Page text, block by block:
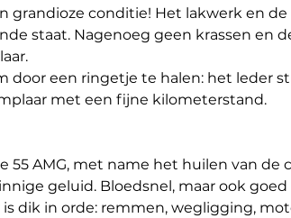
grandioze conditie! Het lakwerk en de
staat. Nagenoeg geen krassen en
door een ringetje te halen: het leder
met een fijne kilometerstand.
55 AMG, met name het huilen van de
geluid. Bloedsnel, maar ook
dik in orde: remmen, wegligging,